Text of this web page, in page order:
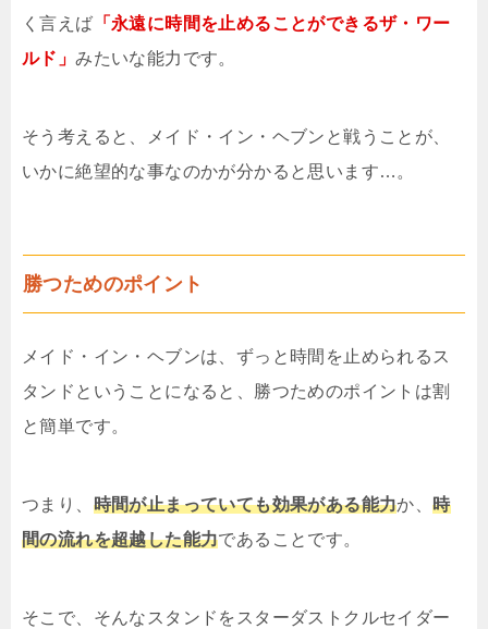
く言えば 「永遠に時間を止めることができるザ・ワー
ルド」みたいな能力です。
そう考えると、メイド・イン・ヘブンと戦うことが、
いかに絶望的な事なのかが分かると思います…。
勝つためのポイント
メイド・イン・ヘブンは、ずっと時間を止められるス
タンドということになると、勝つためのポイントは割
と簡単です。
つまり、 時間が止まっていても効果がある能力か、時
間の流れを超越した能力であることです。
そこで、そんなスタンドをスターダストクルセイダー